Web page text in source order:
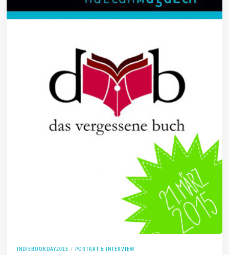
INDIEBOOKDAY2015 / PORTRÄT & INTERVIEW